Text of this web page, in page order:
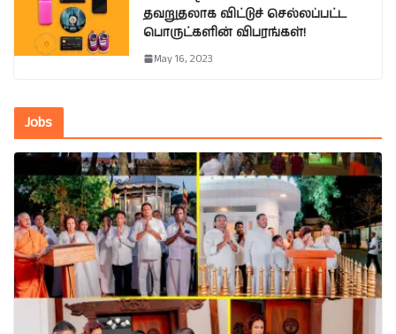
தவறுதலாக விட்டுச் செல்லப்பட்ட
பொருட்களின் விபரங்கள்!
May 16, 2023
Jobs